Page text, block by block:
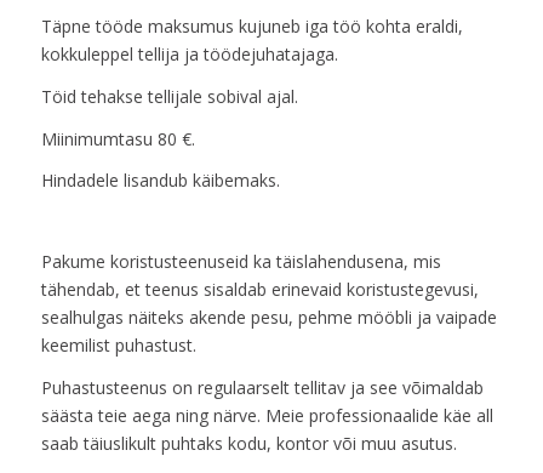
Täpne tööde maksumus kujuneb iga töö kohta eraldi,
kokkuleppel tellija ja töödejuhatajaga.
Töid tehakse tellijale sobival ajal.
Miinimumtasu 80 €.
Hindadele lisandub käibemaks.
Pakume koristusteenuseid ka täislahendusena, mis
tähendab, et teenus sisaldab erinevaid koristustegevusi,
sealhulgas näiteks akende pesu, pehme mööbli ja vaipade
keemilist puhastust.
Puhastusteenus on regulaarselt tellitav ja see võimaldab
säästa teie aega ning närve. Meie professionaalide käe all
saab täiuslikult puhtaks kodu, kontor või muu asutus.